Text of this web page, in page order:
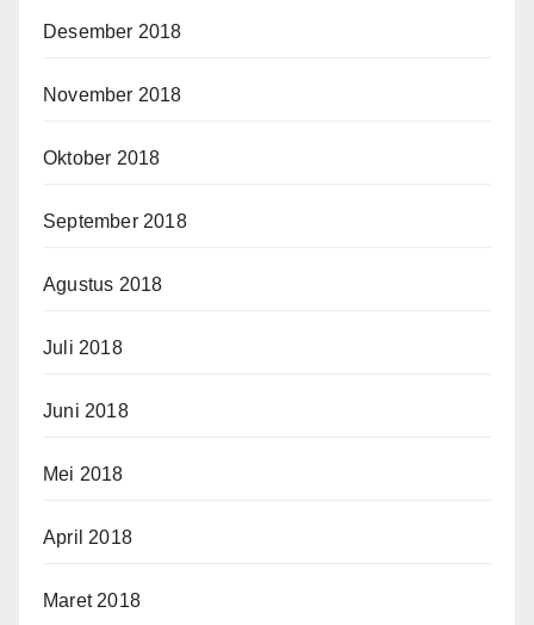
Desember 2018
November 2018
Oktober 2018
September 2018
Agustus 2018
Juli 2018
Juni 2018
Mei 2018
April 2018
Maret 2018